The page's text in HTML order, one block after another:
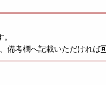
備考欄へ記載いただければ